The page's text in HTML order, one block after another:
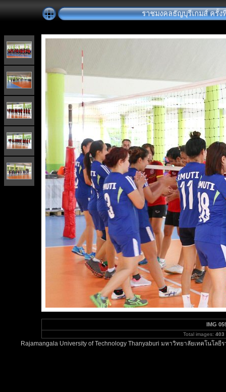
ราชมงคลธัญบุรีเกมส์ ครั้ง
IMG
Total images: 403
Rajamangala University of Technology Thanyaburi มหาวิทยาลัยเทคโนโ